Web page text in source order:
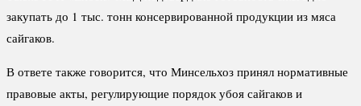
закупать до 1 тыс. тонн консервированной продукции из мяса
сайгаков.
В ответе также говорится, что Минсельхоз принял нормативные
правовые акты, регулирующие порядок убоя сайгаков и